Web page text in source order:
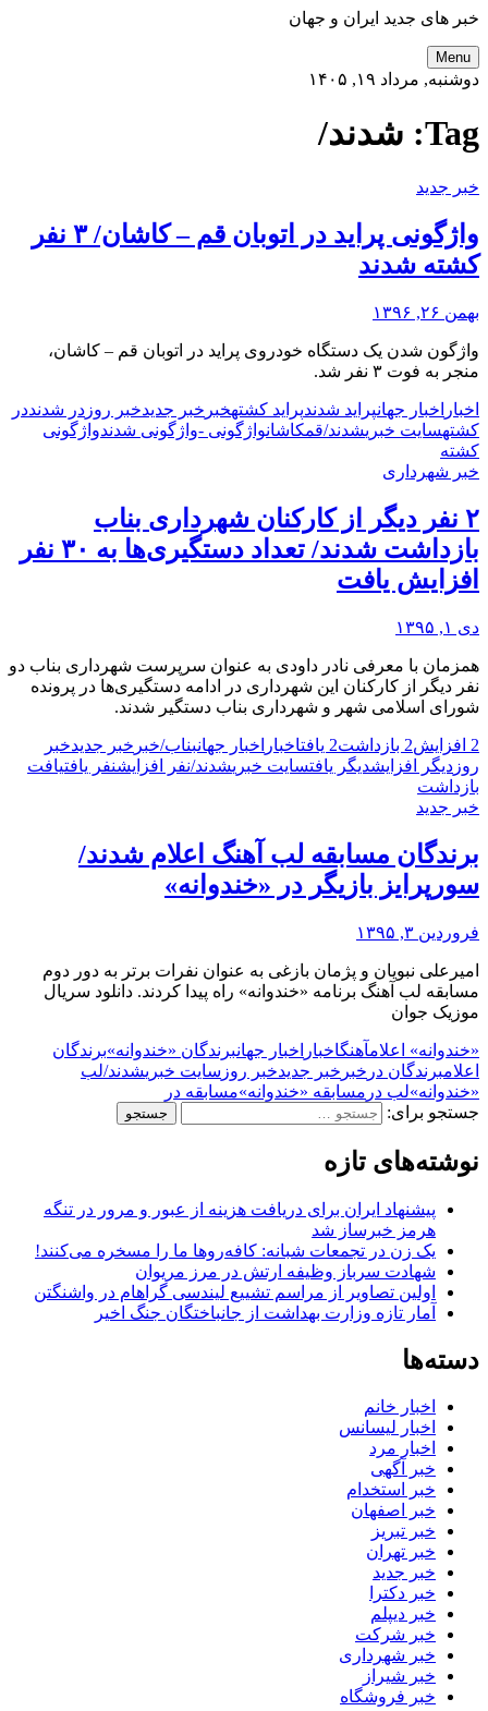
خبر های جدید ایران و جهان
Menu
دوشنبه, مرداد ۱۹, ۱۴۰۵
Tag: شدند/
خبر جدید
واژگونی پراید در اتوبان قم – کاشان/ ۳ نفر
کشته شدند
بهمن ۲۶, ۱۳۹۶
واژگون شدن یک دستگاه خودروی پراید در اتوبان قم – کاشان،
منجر به فوت ۳ نفر شد.
اخبار اخبار جهانپراید شدندپراید کشتهخبر خبر جدیدخبر روز در شدنددر
کشتهسایت خبریشدند/قمکاشانواژگونی -واژگونی شدندواژگونی
کشته
خبر شهرداری
۲ نفر دیگر از کارکنان شهرداری بناب
بازداشت شدند/ تعداد دستگیری‌ها به ۳۰ نفر
افزایش یافت
دی ۱, ۱۳۹۵
همزمان با معرفی نادر داودی به عنوان سرپرست شهرداری بناب دو
نفر دیگر از کارکنان این شهرداری در ادامه دستگیری‌ها در پرونده
شورای اسلامی شهر و شهرداری بناب دستگیر شدند.
2 افزایش 2 بازداشت 2 یافت اخبار اخبار جهانبناب/خبر خبر جدیدخبر
روز دیگر افزایشدیگر یافتسایت خبریشدند/نفر افزایشنفر یافتیافت
بازداشت
خبر جدید
برندگان مسابقه لب آهنگ اعلام شدند/
سورپرایز بازیگر در «خندوانه»
فروردین ۳, ۱۳۹۵
امیرعلی نبویان و پژمان بازغی به عنوان نفرات برتر به دور دوم
مسابقه لب آهنگ برنامه «خندوانه» راه پیدا کردند. دانلود سریال
موزیک جوان
«خندوانه» اعلامآهنگاخبار اخبار جهانبرندگان «خندوانه»برندگان
اعلامبرندگان در خبر خبر جدیدخبر روز سایت خبریشدند/لب
«خندوانه»لب در مسابقه «خندوانه»مسابقه در
جستجو برای:
نوشته‌های تازه
پیشنهاد ایران برای دریافت هزینه از عبور و مرور در تنگه
هرمز خبرساز شد
یک زن در تجمعات شبانه: کافه‌روها ما را مسخره می‌کنند!
شهادت سرباز وظیفه ارتش در مرز مریوان
اولین تصاویر از مراسم تشییع لیندسی گراهام در واشنگتن
آمار تازه وزارت بهداشت از جانباختگان جنگ اخیر
دسته‌ها
اخبار خانم
اخبار لیسانس
اخبار مرد
خبر آگهی
خبر استخدام
خبر اصفهان
خبر تبریز
خبر تهران
خبر جدید
خبر دکترا
خبر دیپلم
خبر شرکت
خبر شهرداری
خبر شیراز
خبر فروشگاه